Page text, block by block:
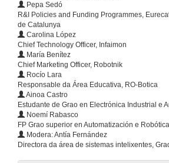
Pepa Sedó
R&I Policies and Funding Programmes,
de Catalunya
Carolina López
Chief Technology Officer, Infaimon
María Benítez
Chief Marketing Officer, Robotnik
Rocío Lara
Responsable da Área Educativa, RO-Botica
Ainoa Castro
Estudante de Grao en Electrónica Industrial e
Noemí Rabasco
FP Grao superior en Automatización e
Modera: Antía Fernández
Directora da área de sistemas intelixentes,